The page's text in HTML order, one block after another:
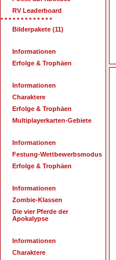
RV Leaderboard
* * * * * * * * * * * * *
Bilderpakete (11)
Informationen
Erfolge & Trophäen
Informationen
Charaktere
Erfolge & Trophäen
Multiplayerkarten-Gebiete
Informationen
Festung-Wettbewerbsmodus
Erfolge & Trophäen
Informationen
Zombie-Klassen
Die vier Pferde der
Apokalypse
Informationen
Charaktere